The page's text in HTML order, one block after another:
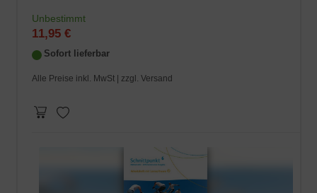
Unbestimmt
11,95 €
Sofort lieferbar
Alle Preise inkl. MwSt | zzgl. Versand